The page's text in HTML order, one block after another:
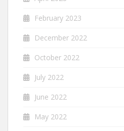
February 2023
December 2022
October 2022
July 2022
June 2022
May 2022